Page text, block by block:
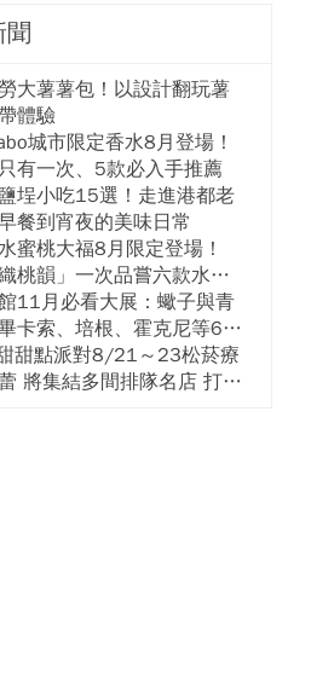
聞
大薯薯包！以設計翻玩薯
體驗
城市限定香水8月登場！
有一次、5款必入手推薦
埕小吃15選！走進港都老
餐到宵夜的美味日常
蜜桃大福8月限定登場！
織桃韻」一次品嘗六款水蜜
大福
11月必看大展：蠍子與青
卡索、培根、霍克尼等66
典藏亮相
甜點派對8/21～23松菸療
將集結多間排隊名店 打造